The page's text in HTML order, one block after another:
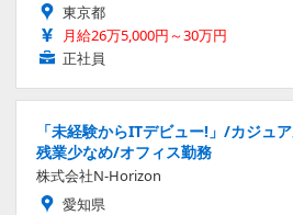
東京都
月給26万5,000円～30万円
正社員
「未経験からITデビュー!」/カジュ
残業少なめ/オフィス勤務
株式会社N-Horizon
愛知県